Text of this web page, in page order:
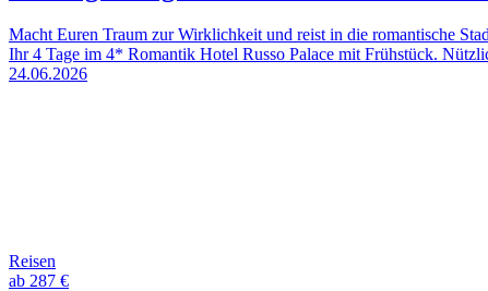
Macht Euren Traum zur Wirklichkeit und reist in die romantische
Ihr 4 Tage im 4* Romantik Hotel Russo Palace mit Frühstück.
24.06.2026
Reisen
ab 287 €